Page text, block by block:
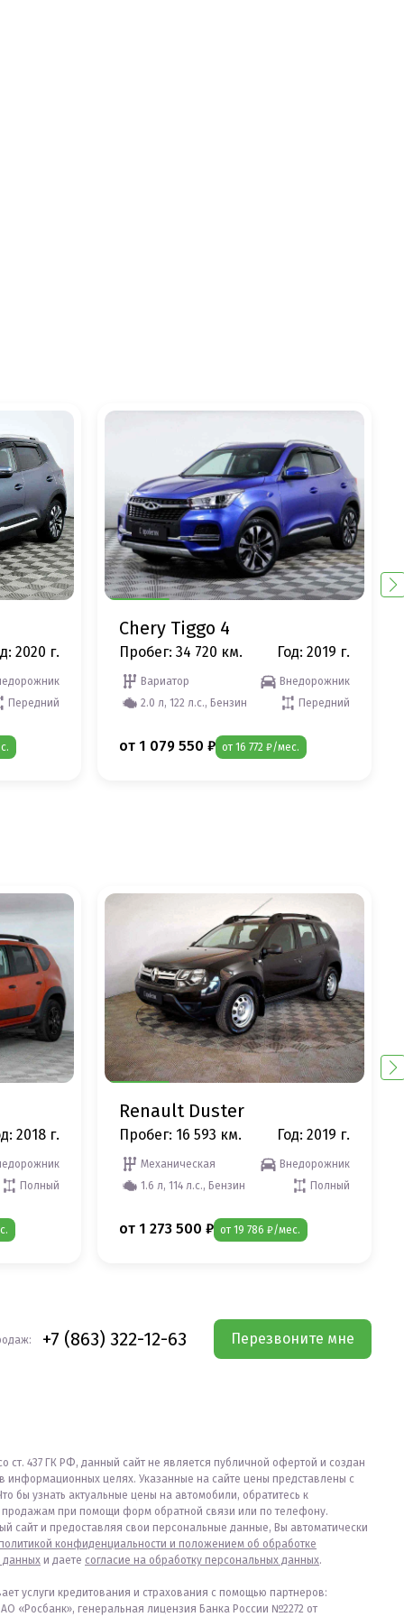
2020 г.
Передний
Chery Tiggo 4
Пробег: 34 720 км. Год: 2019 г.
Вариатор
Внедорожник
2.0 л, 122 л.с., Бензин
Передний
от 1 079 550 ₽ от 16 772 ₽/мес.
2018 г.
Полный
Renault Duster
Пробег: 16 593 км. Год: 2019 г.
Механическая
Внедорожник
1.6 л, 114 л.с., Бензин
Полный
от 1 273 500 ₽ от 19 786 ₽/мес.
+7 (863) 322-12-63 Перезвоните мне
ст. 437 ГК РФ, данный сайт не является публичной офертой и создан
информационных целях. Указанные на сайте цены представлены с
бы узнать актуальные цены на автомобили, обратитесь к
при помощи форм обратной связи или по телефону.
сайт и предоставляя свои персональные данные, Вы автоматически
конфиденциальности и положением об обработке
данных и даете согласие на обработку персональных данных.
услуги кредитования и страхования с помощью партнеров:
«Росбанк», генеральная лицензия Банка России №2272 от